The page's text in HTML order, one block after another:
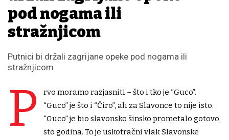
pod nogama ili
stražnjicom
Putnici bi držali zagrijane opeke pod nogama ili
stražnjicom
P
rvo moramo razjasniti – što i tko je “Guco”.
“Guco” je što i “Ćiro”, ali za Slavonce to nije isto.
“Guco” je bio slavonsko šinsko prometalo gotovo
sto godina. To je uskotračni vlak Slavonske